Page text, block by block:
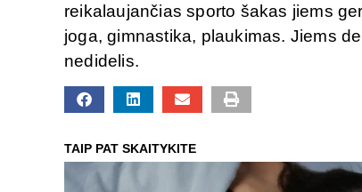
reikalaujančias sporto šakas jiems
joga, gimnastika, plaukimas. Jiems
nedidelis.
TAIP PAT SKAITYKITE